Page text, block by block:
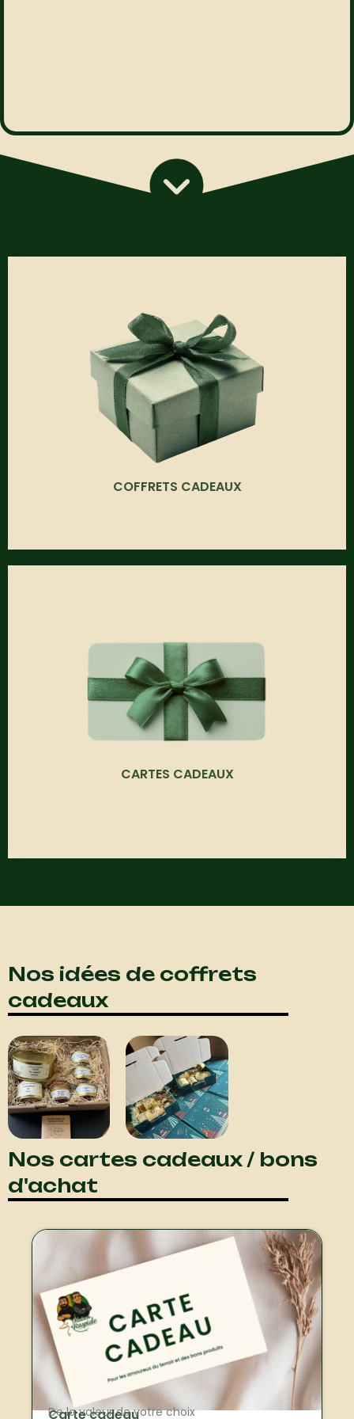
COFFRETS CADEAUX
CARTES CADEAUX
Nos idées de coffrets
cadeaux
Nos cartes cadeaux / bons
d'achat
Carte cadeau
De la valeur de votre choix